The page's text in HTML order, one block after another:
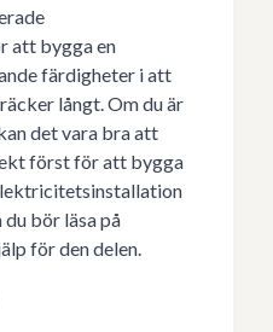
att bygga en
färdigheter i att
långt. Om du är
det vara bra att
först för att bygga
bör läsa på
för den delen.